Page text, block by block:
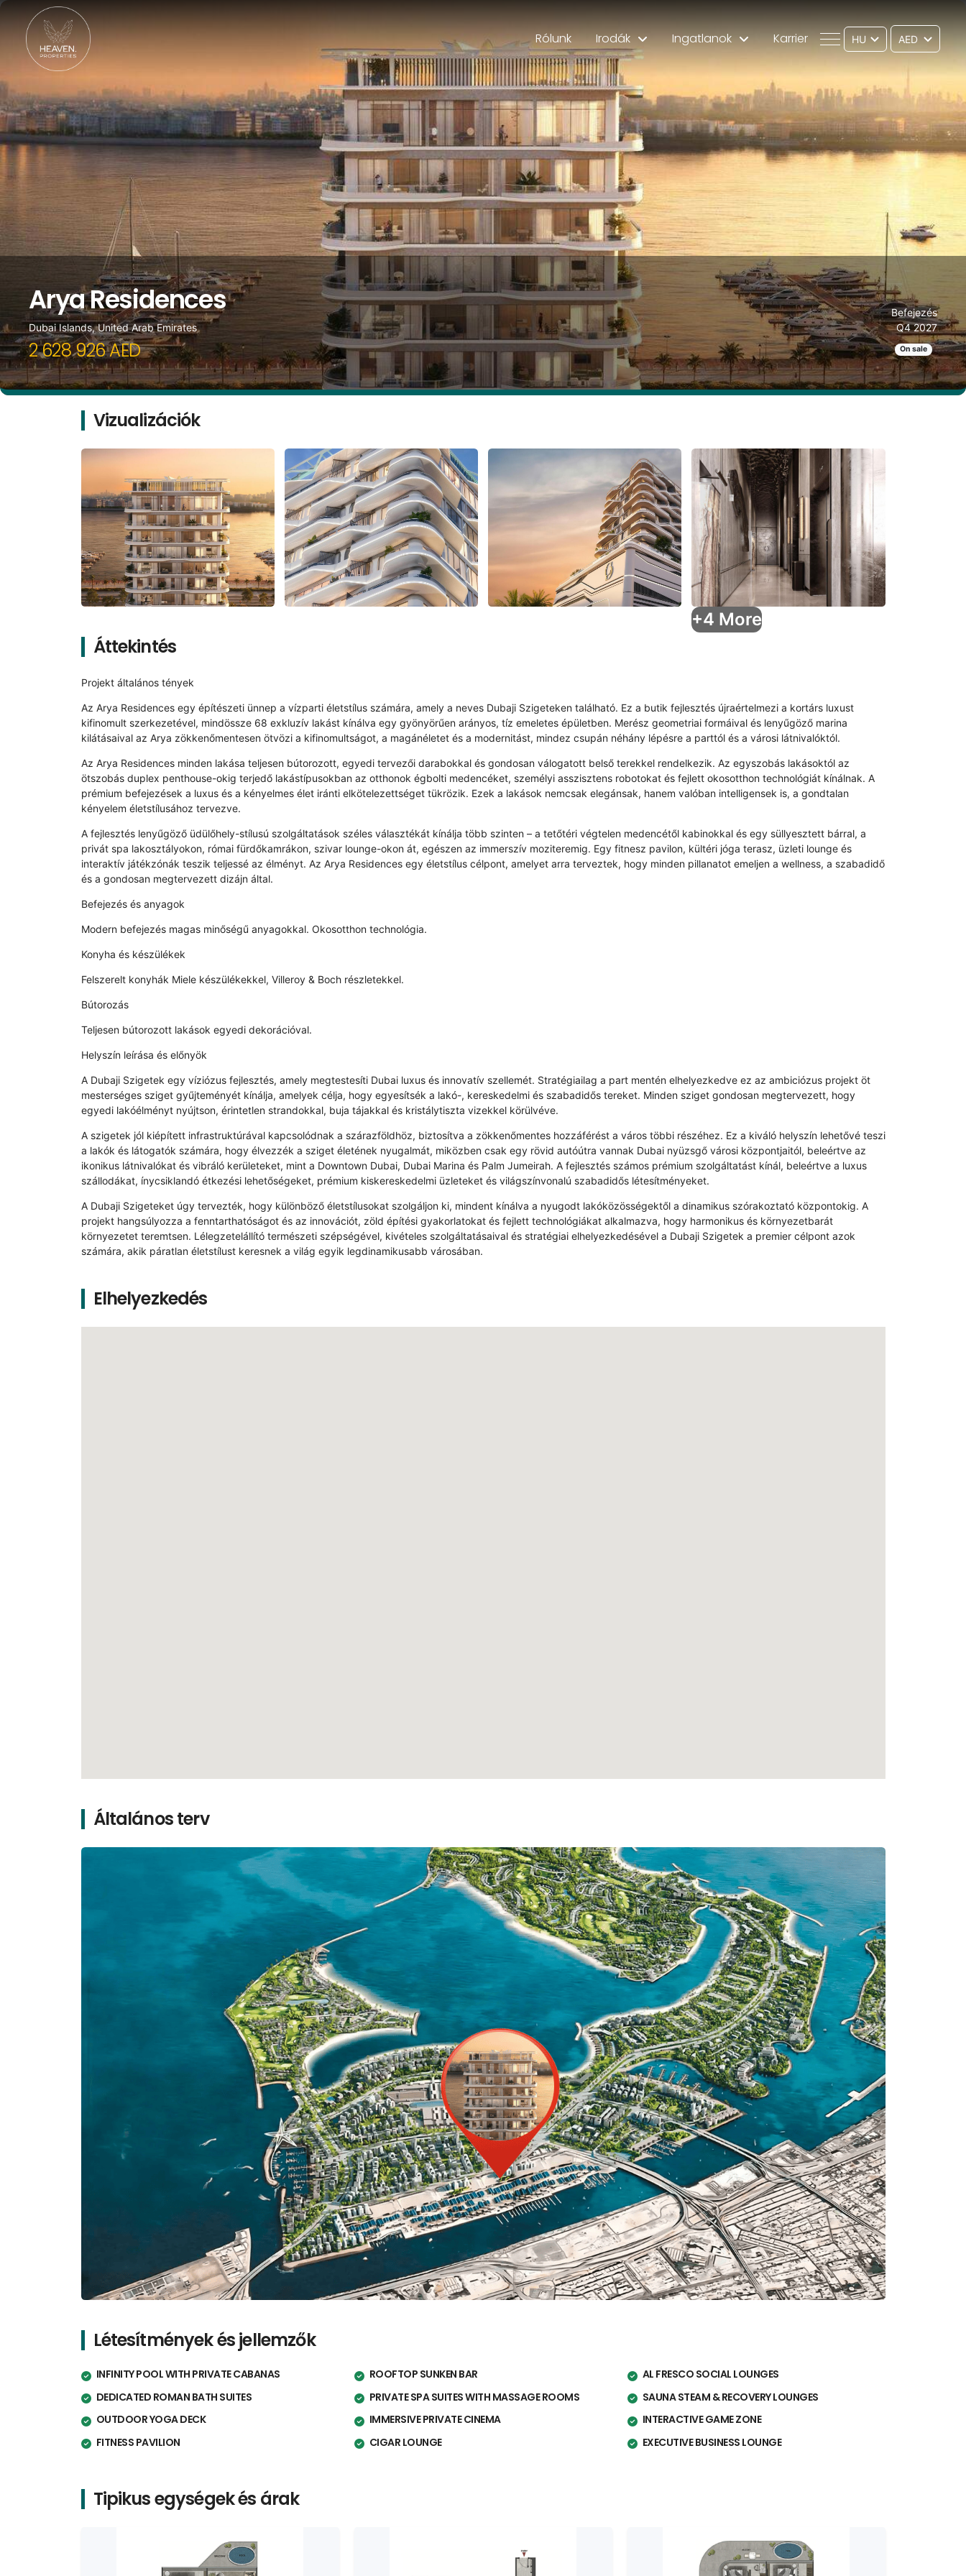
Rólunk Irodák Ingatlanok Karrier HU
Arya Residences
Dubai Islands, United Arab Emirates
2 628 926 AED
Befejezés
Q4 2027
On sale
Vizualizációk
+4 More
Áttekintés
Projekt általános tények
Az Arya Residences egy építészeti ünnep a vízparti életstílus számára, amely a neves Dubaji Szigeteken található. Ez a butik fejlesztés újraértelmezi a kortárs luxust
kifinomult szerkezetével, mindössze 68 exkluzív lakást kínálva egy gyönyörűen arányos, tíz emeletes épületben. Merész geometriai formáival és lenyűgöző marina
kilátásaival az Arya zökkenőmentesen ötvözi a kifinomultságot, a magánéletet és a modernitást, mindez csupán néhány lépésre a parttól és a városi látnivalóktól.
Az Arya Residences minden lakása teljesen bútorozott, egyedi tervezői darabokkal és gondosan válogatott belső terekkel rendelkezik. Az egyszobás lakásoktól az
ötszobás duplex penthouse-okig terjedő lakástípusokban az otthonok égbolti medencéket, személyi asszisztens robotokat és fejlett okosotthon technológiát kínálnak. A
prémium befejezések a luxus és a kényelmes élet iránti elkötelezettséget tükrözik. Ezek a lakások nemcsak elegánsak, hanem valóban intelligensek is, a gondtalan
kényelem életstílusához tervezve.
A fejlesztés lenyűgöző üdülőhely-stílusú szolgáltatások széles választékát kínálja több szinten – a tetőtéri végtelen medencétől kabinokkal és egy süllyesztett bárral, a
privát spa lakosztályokon, római fürdőkamrákon, szivar lounge-okon át, egészen az immerszív moziteremig. Egy fitnesz pavilon, kültéri jóga terasz, üzleti lounge és
interaktív játékzónák teszik teljessé az élményt. Az Arya Residences egy életstílus célpont, amelyet arra terveztek, hogy minden pillanatot emeljen a wellness, a szabadidő
és a gondosan megtervezett dizájn által.
Befejezés és anyagok
Modern befejezés magas minőségű anyagokkal. Okosotthon technológia.
Konyha és készülékek
Felszerelt konyhák Miele készülékekkel, Villeroy & Boch részletekkel.
Bútorozás
Teljesen bútorozott lakások egyedi dekorációval.
Helyszín leírása és előnyök
A Dubaji Szigetek egy víziózus fejlesztés, amely megtestesíti Dubai luxus és innovatív szellemét. Stratégiailag a part mentén elhelyezkedve ez az ambiciózus projekt öt
mesterséges sziget gyűjteményét kínálja, amelyek célja, hogy egyesítsék a lakó-, kereskedelmi és szabadidős tereket. Minden sziget gondosan megtervezett, hogy
egyedi lakóélményt nyújtson, érintetlen strandokkal, buja tájakkal és kristálytiszta vizekkel körülvéve.
A szigetek jól kiépített infrastruktúrával kapcsolódnak a szárazföldhöz, biztosítva a zökkenőmentes hozzáférést a város többi részéhez. Ez a kiváló helyszín lehetővé teszi
a lakók és látogatók számára, hogy élvezzék a sziget életének nyugalmát, miközben csak egy rövid autóútra vannak Dubai nyüzsgő városi központjaitól, beleértve az
ikonikus látnivalókat és vibráló kerületeket, mint a Downtown Dubai, Dubai Marina és Palm Jumeirah. A fejlesztés számos prémium szolgáltatást kínál, beleértve a luxus
szállodákat, ínycsiklandó étkezési lehetőségeket, prémium kiskereskedelmi üzleteket és világszínvonalú szabadidős létesítményeket.
A Dubaji Szigeteket úgy tervezték, hogy különböző életstílusokat szolgáljon ki, mindent kínálva a nyugodt lakóközösségektől a dinamikus szórakoztató központokig. A
projekt hangsúlyozza a fenntarthatóságot és az innovációt, zöld építési gyakorlatokat és fejlett technológiákat alkalmazva, hogy harmonikus és környezetbarát
környezetet teremtsen. Lélegzetelállító természeti szépségével, kivételes szolgáltatásaival és stratégiai elhelyezkedésével a Dubaji Szigetek a premier célpont azok
számára, akik páratlan életstílust keresnek a világ egyik legdinamikusabb városában.
Elhelyezkedés
Általános terv
Létesítmények és jellemzők
INFINITY POOL WITH PRIVATE CABANAS ROOFTOP SUNKEN BAR
AL FRESCO SOCIAL LOUNGES
DEDICATED ROMAN BATH SUITES
PRIVATE SPA SUITES WITH MASSAGE ROOMS
SAUNA STEAM & RECOVERY LOUNGES
OUTDOOR YOGA DECK
IMMERSIVE PRIVATE CINEMA
INTERACTIVE GAME ZONE
FITNESS PAVILION
CIGAR LOUNGE EXECUTIVE BUSINESS LOUNGE
Tipikus egységek és árak